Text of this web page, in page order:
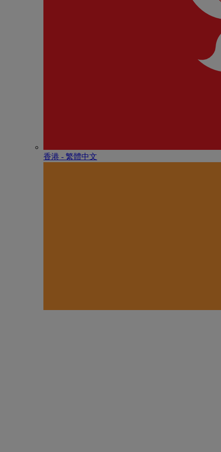
香港 - 繁體中文